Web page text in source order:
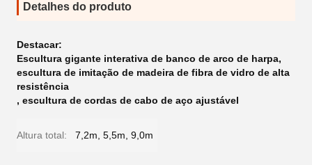
Detalhes do produto
Destacar:
Escultura gigante interativa de banco de arco de harpa,
escultura de imitação de madeira de fibra de vidro de alta
resistência
, escultura de cordas de cabo de aço ajustável
Altura total: 7,2m, 5,5m, 9,0m